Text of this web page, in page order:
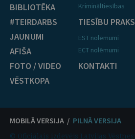
BIBLIOTĒKA
#TEIRDARBS
JAUNUMI
AFIŠA
FOTO / VIDEO
VĒSTKOPA
Krimināltiesības
TIESĪBU
EST nolēmumi
ECT nolēmumi
KONTAKTI
MOBILĀ VERSIJA / PILNĀ VERSIJA
© Oficiālais izdevējs Latvijas